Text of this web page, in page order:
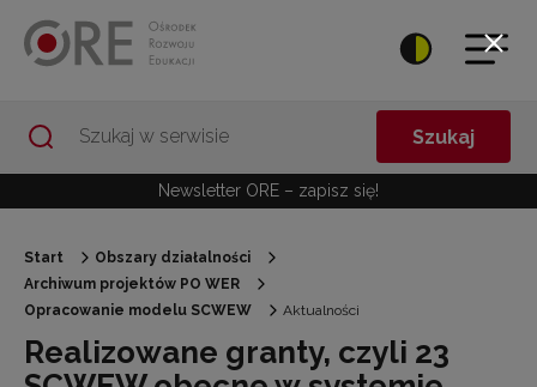
Szukaj
Newsletter ORE – zapisz się!
Start
Obszary działalności
Archiwum projektów PO WER
Opracowanie modelu SCWEW
Aktualności
Realizowane granty, czyli 23